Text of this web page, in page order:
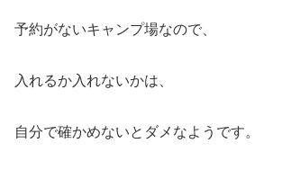
予約がないキャンプ場なので、
入れるか入れないかは、
自分で確かめないとダメなようです。